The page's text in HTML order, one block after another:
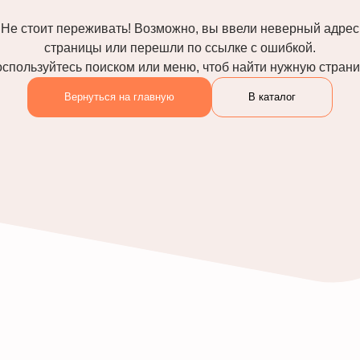
Не стоит переживать! Возможно, вы ввели неверный адрес
страницы или перешли по ссылке с ошибкой.
поиском или меню, чтоб найти нужную
Вернуться на главную В каталог